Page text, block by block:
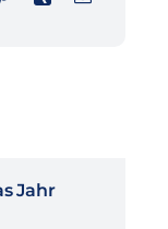
Jahr